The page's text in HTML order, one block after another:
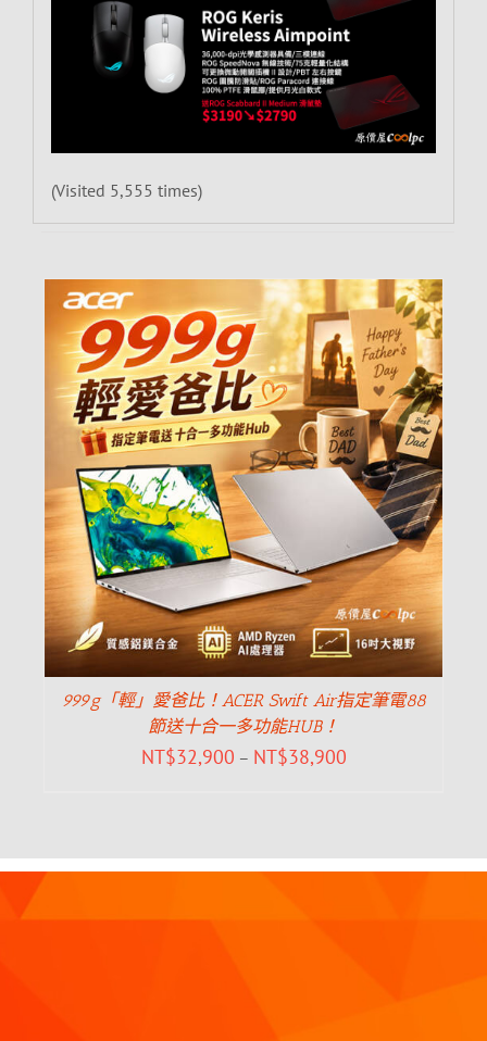
(Visited 5,555 times)
999g「輕」愛爸比！ACER Swift Air指定筆電88
節送十合一多功能HUB！
NT$32,900 – NT$38,900